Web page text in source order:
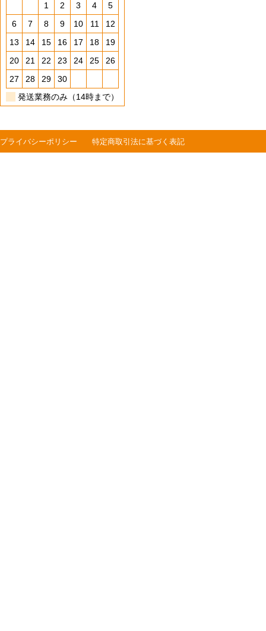
1
2 3 4
5
6
7 8 9 10 11
12
13
14 15 16 17 18
19
20
21 22 23 24 25
26
27
28 29
30
発送業務のみ（14時まで）
プライバシーポリシー 特定商取引法に基づく表記